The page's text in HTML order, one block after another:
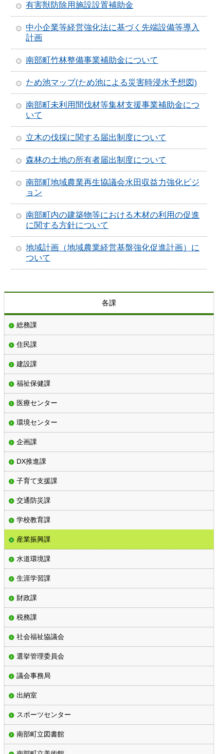
有害獣防除用施設設置補助金
中小企業等経営強化法に基づく先端設備等導入
計画
南部町竹林整備事業補助金について
ため池マップ(ため池による災害時浸水予想図)
南部町未利用間伐材等集材支援事業補助金につ
いて
立木の伐採に関する届出制度について
森林の土地の所有者届出制度について
南部町地域農業再生協議会水田収益力強化ビジ
ョン
南部町内の建築物等における木材の利用の促進
に関する方針について
地域計画（地域農業経営基盤強化促進計画）に
ついて
各課
総務課
住民課
建設課
福祉保健課
医療センター
環境センター
企画課
DX推進課
子育て支援課
交通防災課
学校教育課
産業振興課
水道環境課
生涯学習課
財政課
税務課
社会福祉協議会
選挙管理委員会
議会事務局
出納室
スポーツセンター
南部町立図書館